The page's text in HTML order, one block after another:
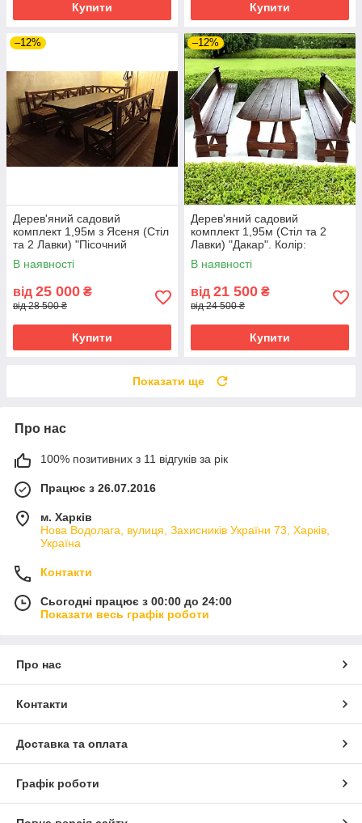
Купити Купити
–12%
Дерев'яний садовий
комплект 1,95м з Ясеня (Стіл
та 2 Лавки) "Пісочний
годинник". Колір: Льняна олія
В наявності
від 25 000 ₴
від 28 500 ₴
Купити
–12%
Дерев'яний садовий
комплект 1,95м (Стіл та 2
Лавки) "Дакар". Колір:
Палісандр
В наявності
від 21 500 ₴
від 24 500 ₴
Купити
Показати ще
Про нас
100% позитивних з 11 відгуків за рік
Працює з 26.07.2016
м. Харків
Нова Водолага, вулиця, Захисників України 73, Харків,
Україна
Контакти
Сьогодні працює з 00:00 до 24:00
Показати весь графік роботи
Про нас
Контакти
Доставка та оплата
Графік роботи